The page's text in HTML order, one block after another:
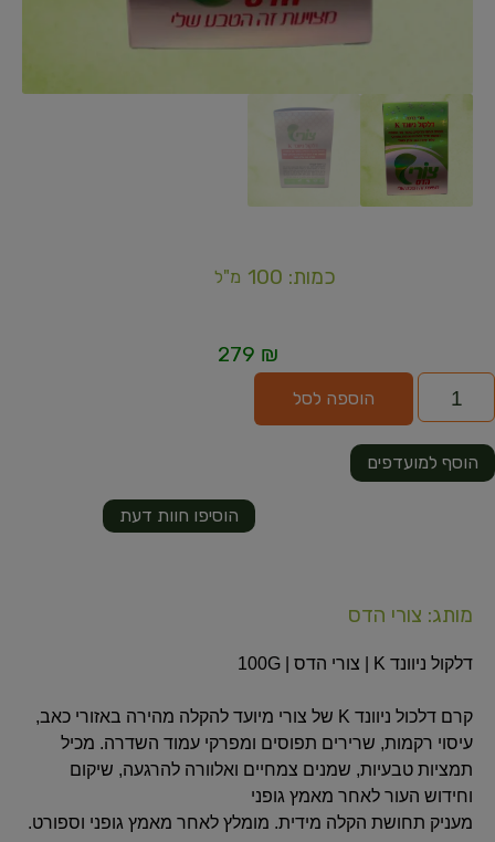
כמות: 100 מ"ל
279 ₪
הוספה לסל
הוסיפו חוות דעת
הוסף למועדפים
מותג: צורי הדס
דלקול ניוונד K | צורי הדס | 100G
קרם דלכול ניוונד K של צורי מיועד להקלה מהירה באזורי כאב,
עיסוי רקמות, שרירים תפוסים ומפרקי עמוד השדרה. מכיל
תמציות טבעיות, שמנים צמחיים ואלוורה להרגעה, שיקום
וחידוש העור לאחר מאמץ גופני
מעניק תחושת הקלה מידית. מומלץ לאחר מאמץ גופני וספורט.